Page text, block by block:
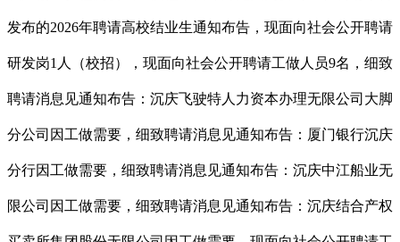
发布的2026年聘请高校结业生通知布告，现面向社会公开聘请
研发岗1人（校招），现面向社会公开聘请工做人员9名，细致
聘请消息见通知布告：沉庆飞驶特人力资本办理无限公司大脚
分公司因工做需要，细致聘请消息见通知布告：厦门银行沉庆
分行因工做需要，细致聘请消息见通知布告：沉庆中江船业无
限公司因工做需要，细致聘请消息见通知布告：沉庆结合产权